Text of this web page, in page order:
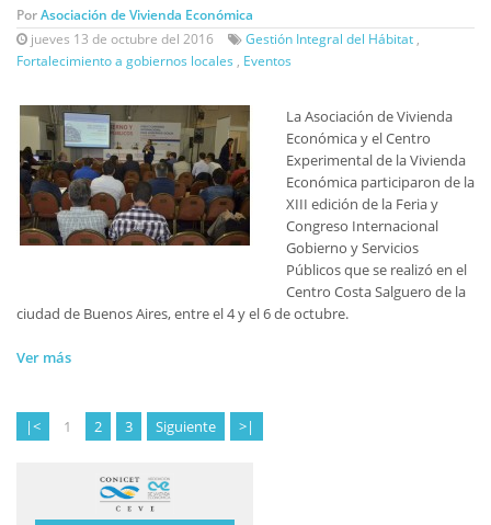
PorAsociación de Vivienda Económica
jueves 13 de octubre del 2016
Gestión Integral del Hábitat ,
Fortalecimiento a gobiernos locales , Eventos
La Asociación de Vivienda
Económica y el Centro
Experimental de la Vivienda
Económica participaron de la
XIII edición de la Feria y
Congreso Internacional
Gobierno y Servicios
Públicos que se realizó en el
Centro Costa Salguero de la
ciudad de Buenos Aires, entre el 4 y el 6 de octubre.
Ver más
|< 1 2 3 Siguiente >|